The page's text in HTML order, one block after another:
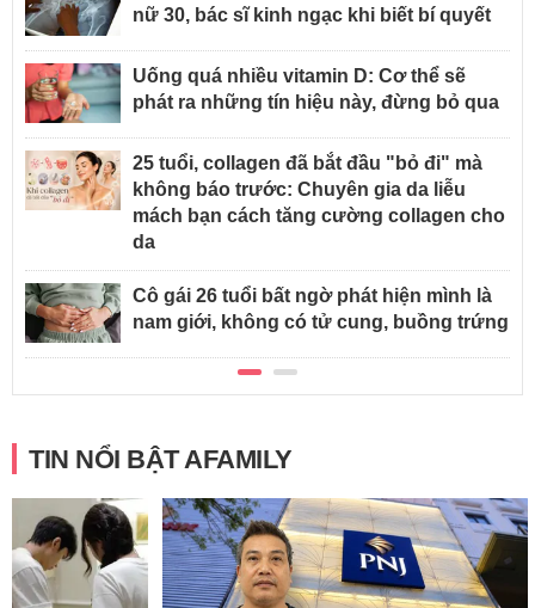
nữ 30, bác sĩ kinh ngạc khi biết bí quyết
Uống quá nhiều vitamin D: Cơ thể sẽ
phát ra những tín hiệu này, đừng bỏ qua
25 tuổi, collagen đã bắt đầu "bỏ đi" mà
không báo trước: Chuyên gia da liễu
mách bạn cách tăng cường collagen cho
da
Cô gái 26 tuổi bất ngờ phát hiện mình là
nam giới, không có tử cung, buồng trứng
TIN NỔI BẬT AFAMILY